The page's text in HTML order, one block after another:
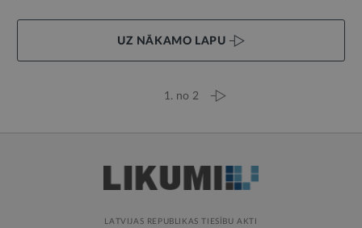
UZ NĀKAMO LAPU
1. no 2
LATVIJAS REPUBLIKAS TIESĪBU AKTI